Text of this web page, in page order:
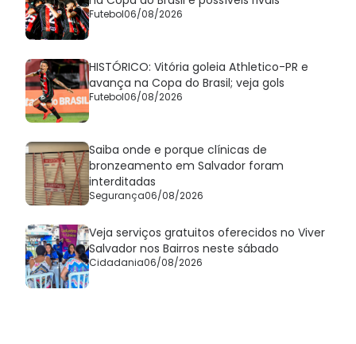
Futebol06/08/2026
HISTÓRICO: Vitória goleia Athletico-PR e
avança na Copa do Brasil; veja gols
Futebol06/08/2026
Saiba onde e porque clínicas de
bronzeamento em Salvador foram
interditadas
Segurança06/08/2026
Veja serviços gratuitos oferecidos no Viver
Salvador nos Bairros neste sábado
Cidadania06/08/2026